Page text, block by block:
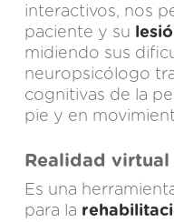
interactivos, nos
paciente y su
midiendo sus
neuropsicólogo
cognitivas de la
pie y en
Realidad virtual
Es una
para la